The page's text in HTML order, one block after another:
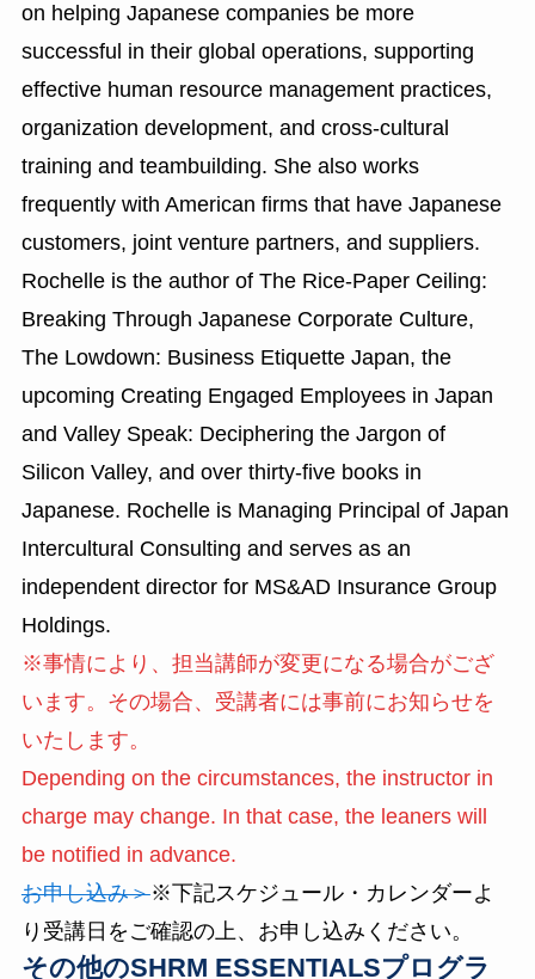
on helping Japanese companies be more
successful in their global operations, supporting
effective human resource management practices,
organization development, and cross-cultural
training and teambuilding. She also works
frequently with American firms that have Japanese
customers, joint venture partners, and suppliers.
Rochelle is the author of The Rice-Paper Ceiling:
Breaking Through Japanese Corporate Culture,
The Lowdown: Business Etiquette Japan, the
upcoming Creating Engaged Employees in Japan
and Valley Speak: Deciphering the Jargon of
Silicon Valley, and over thirty-five books in
Japanese. Rochelle is Managing Principal of Japan
Intercultural Consulting and serves as an
independent director for MS&AD Insurance Group
Holdings.
※事情により、担当講師が変更になる場合がござ
います。その場合、受講者には事前にお知らせを
いたします。
Depending on the circumstances, the instructor in
charge may change. In that case, the leaners will
be notified in advance.
お申し込み＞※下記スケジュール・カレンダーよ
り受講日をご確認の上、お申し込みください。
その他のSHRM ESSENTIALSプログラ